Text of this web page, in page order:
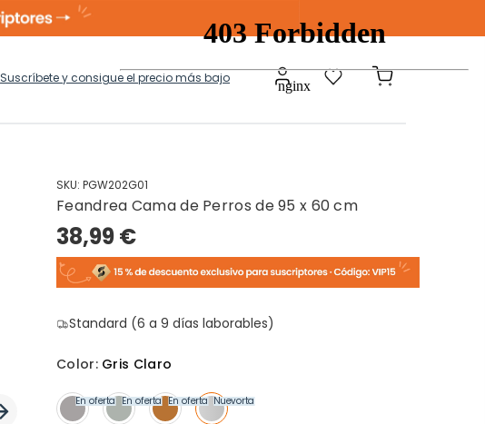
Suscríbete y consigue el precio más bajo
Ropa Modulares
Cestos Ropa Sucia Baules Ottoman
SKU: PGW202G01
Feandrea Cama de Perros de 95 x 60 cm
38,99 €
Standard (6 a 9 días laborables)
Color: Gris Claro
En oferta En oferta En oferta En oferta
Nuevo